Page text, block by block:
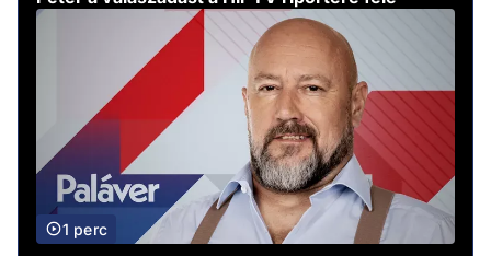
1 perc